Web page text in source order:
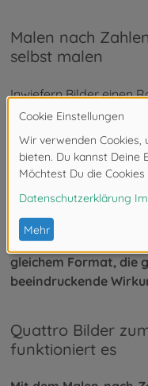
Malen nach
selbst malen
Inwiefern Bilder einen
hängt mitunter von
Soll beispielsweise
moderne und doch
sind 4-teilige Bilder
Malen nach Zahlen
Möglichkeit ein 4-
wirst zum Künstler
gleichem Format, die
beeindruckende
Quattro Bilder
funktioniert es